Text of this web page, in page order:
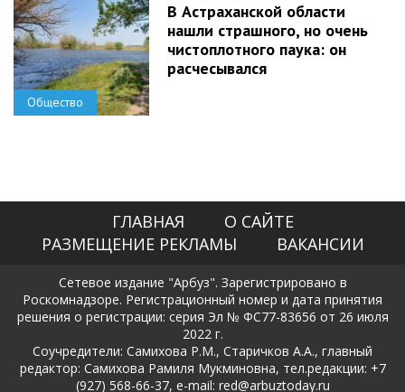
Общество
В Астраханской области
нашли страшного, но очень
чистоплотного паука: он
расчесывался
ГЛАВНАЯ
О САЙТЕ
РАЗМЕЩЕНИЕ РЕКЛАМЫ
ВАКАНСИИ
Сетевое издание "Арбуз". Зарегистрировано в
Роскомнадзоре. Регистрационный номер и дата принятия
решения о регистрации: серия Эл № ФС77-83656 от 26 июля
2022 г.
Соучредители: Самихова Р.М., Старичков А.А., главный
редактор: Самихова Рамиля Мукминовна, тел.редакции: +7
(927) 568-66-37, e-mail: red@arbuztoday.ru